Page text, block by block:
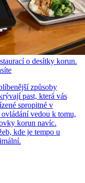
o desítky korun.
způsoby
past, která vás
spropitné v
vedou k tomu,
korun navíc.
kde je tempo u